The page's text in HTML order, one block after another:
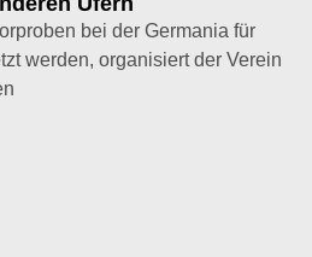
bei der Germania für
werden, organisiert der Verein